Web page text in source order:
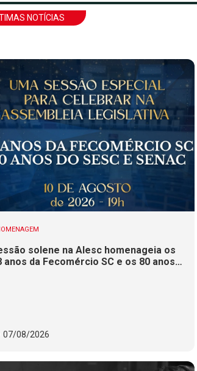
NOTÍCIAS
solene na Alesc homenageia os
anos da Fecomércio SC e os 80 anos
07/08/2026